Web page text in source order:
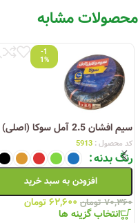
محصولات مشابه
-1
1%
سیم افشان 2.5 آمل سوکا (اصلی)
کد محصول : 5913
رنگ بدنه
افزودن به سبد خرید
۷۰,۳۶۰ تومان ۶۲,۶۰۰تومان
انتخاب گزینه ها